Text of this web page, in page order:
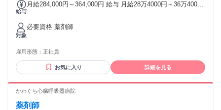
給与
月給284,000円～364,000円 給与 月給28万4000円～36万4000
万9000円を含む ※経験・能力により異なる
対象
必要資格 薬剤師
雇用形態： 正社員
お気に入り 詳細を見る
かわぐち心臓呼吸器病院
薬剤師